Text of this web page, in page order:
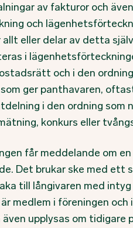
av fakturor och
och
eller delar av detta
i
och i den
ger panthavaren,
i den ordning som
konkurs eller
får meddelande om
Det brukar ske med ett
till långivaren med
medlem i föreningen
upplysas om tidigare